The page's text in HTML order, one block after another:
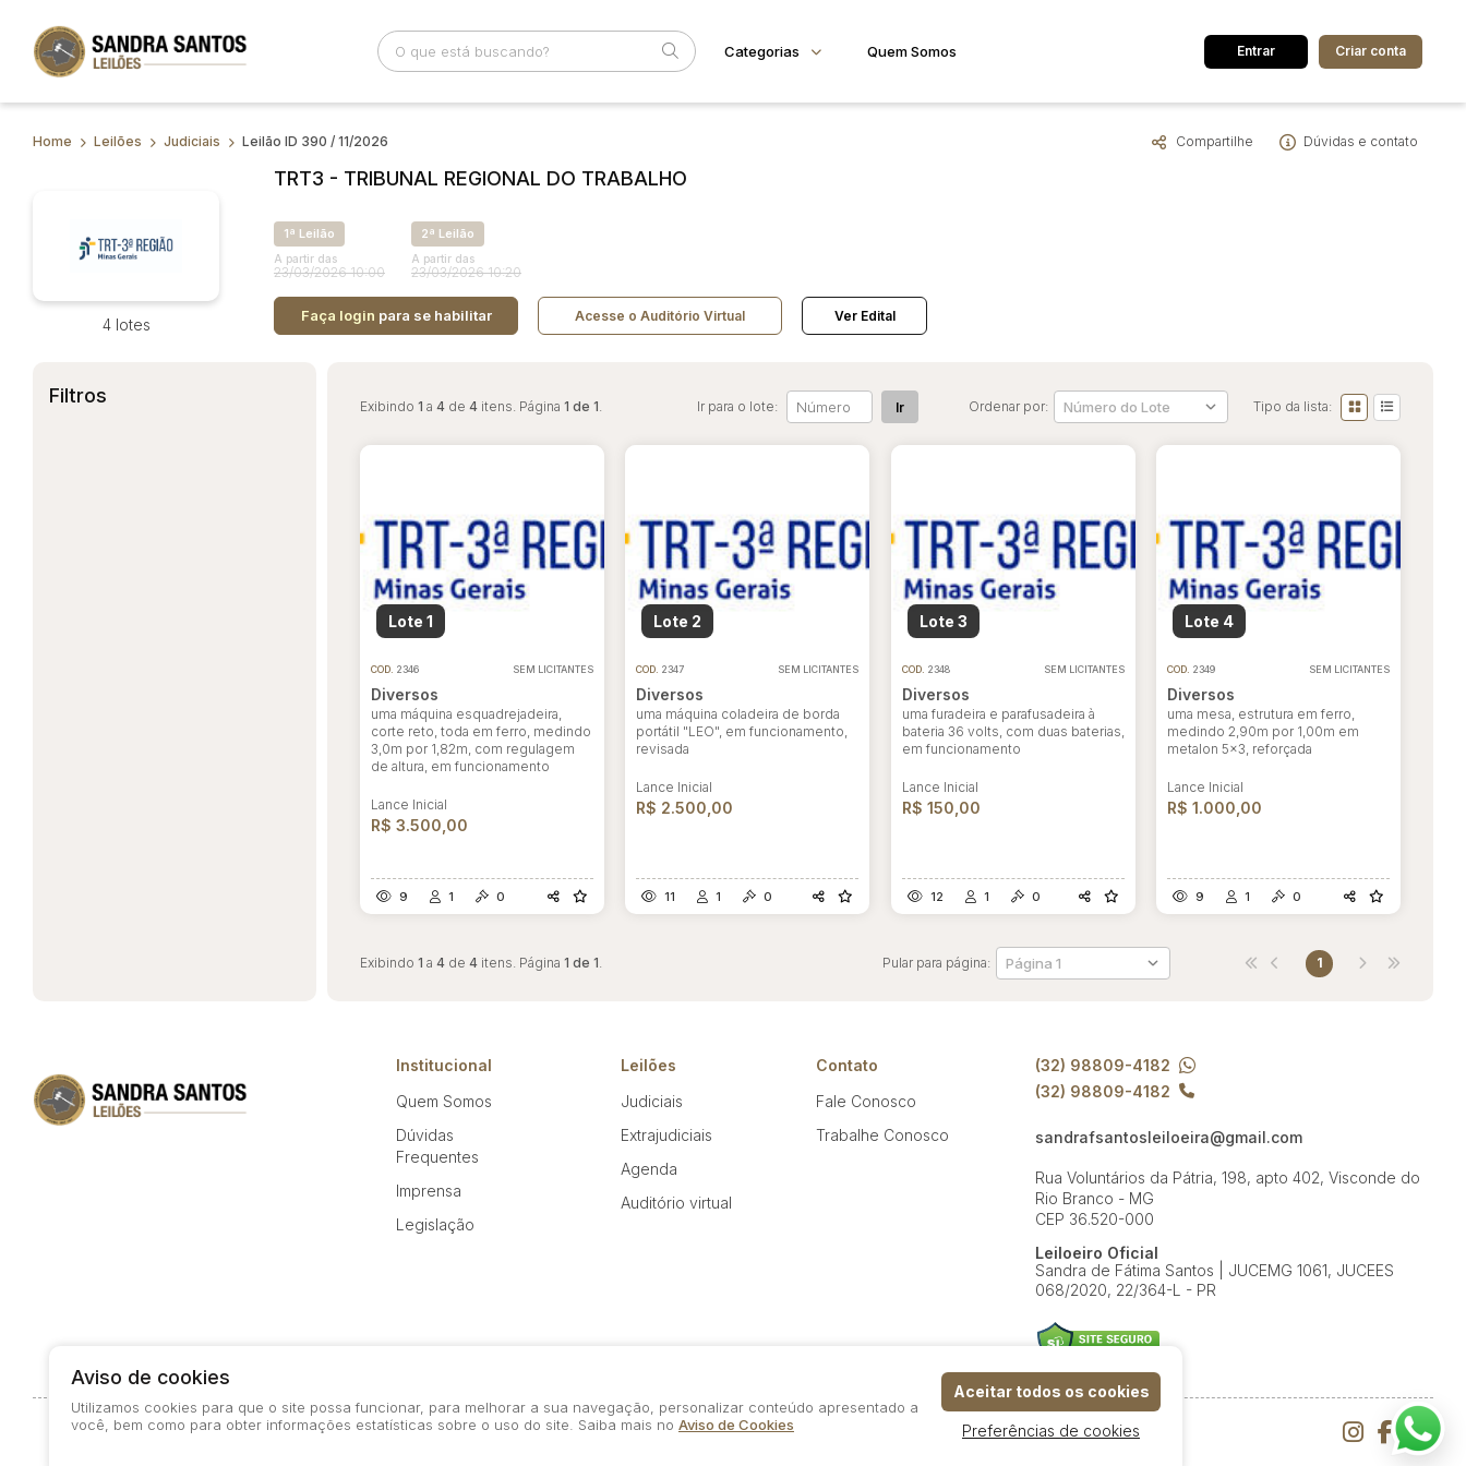
Busca por palavra-chave Categoria Cidade
Comitente
Categorias
Imóveis
Reboque
Quem Somos Entrar Criar conta
Home Leilões Judiciais Leilão ID 390 / 11/2026 Compartilhe Dúvidas e contato
4 lotes
TRT3 - TRIBUNAL REGIONAL DO TRABALHO
1ª Leilão
A partir das
23/03/2026 10:00
2ª Leilão
A partir das
23/03/2026 10:20
Faça login para se habilitar Acesse o Auditório Virtual Ver Edital
Filtros Exibindo 1 a 4 de 4 itens. Página 1 de 1. Ir para o lote: Ir Ordenar por: Tipo da lista:
Lote 1
COD. 2346 SEM LICITANTES
Diversos
uma máquina esquadrejadeira,
corte reto, toda em ferro, medindo
3,0m por 1,82m, com regulagem
de altura, em funcionamento
Lance Inicial
R$ 3.500,00
9 1 0
Lote 2
COD. 2347 SEM LICITANTES
Diversos
uma máquina coladeira de borda
portátil "LEO", em funcionamento,
revisada
Lance Inicial
R$ 2.500,00
11 1 0
Lote 3
COD. 2348 SEM LICITANTES
Diversos
uma furadeira e parafusadeira à
bateria 36 volts, com duas baterias,
em funcionamento
Lance Inicial
R$ 150,00
12 1 0
Lote 4
COD. 2349 SEM LICITANTES
Diversos
uma mesa, estrutura em ferro,
medindo 2,90m por 1,00m em
metalon 5x3, reforçada
Lance Inicial
R$ 1.000,00
9 1 0
Exibindo 1 a 4 de 4 itens. Página 1 de 1. Pular para página: 1
Institucional
Quem Somos
Dúvidas
Frequentes
Imprensa
Legislação
Leilões
Judiciais
Extrajudiciais
Agenda
Auditório virtual
Contato
Fale Conosco
Trabalhe Conosco
(32) 98809-4182
(32) 98809-4182
sandrafsantosleiloeira@gmail.com
Rua Voluntários da Pátria, 198, apto 402, Visconde do
Rio Branco - MG
CEP 36.520-000
Leiloeiro Oficial
Sandra de Fátima Santos | JUCEMG 1061, JUCEES
068/2020, 22/364-L - PR
© 2026-present - Todos os direitos reservados Política de Privacidade Aviso de Cookies Termos de Uso
Aviso de cookies
Utilizamos cookies para que o site possa funcionar, para melhorar a sua navegação, personalizar conteúdo apresentado a
você, bem como para obter informações estatísticas sobre o uso do site. Saiba mais no Aviso de Cookies
Aceitar todos os cookies
Preferências de cookies